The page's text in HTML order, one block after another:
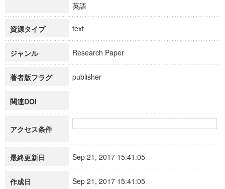
英語
資源タイプ text
ジャンル Research Paper
著者版フラグ publisher
関連DOI
アクセス条件
最終更新日 Sep 21, 2017 15:41:05
作成日 Sep 21, 2017 15:41:05